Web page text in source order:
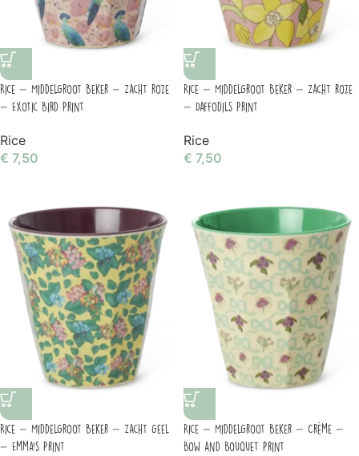
Rice – Middelgroot Beker – Zacht roze
– Exotic Bird Print
Rice
€ 7,50
Rice – Middelgroot Beker – Zacht roze
– Daffodils Print
Rice
€ 7,50
Rice – Middelgroot Beker – Zacht geel
– Emma’s Print
Rice – Middelgroot Beker – Crème –
Bow and Bouquet Print